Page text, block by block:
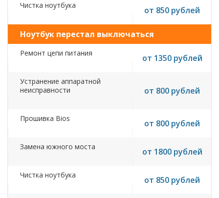
Чистка ноутбука от 850 рублей
Ноутбук перестал выключаться
Ремонт цепи питания от 1350 рублей
Устранение аппаратной
неисправности
от 800 рублей
Прошивка Bios от 800 рублей
Замена южного моста от 1800 рублей
Чистка ноутбука от 850 рублей